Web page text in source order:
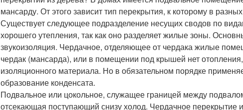
мансарду. От этого зависит тип перекрытия, к которому в
Существует следующее подразделение несущих сводов по
хорошего утепления, так как оно разделяет жилые зоны.
звукоизоляция. Чердачное, отделяющее от чердака жилые
чердак (мансарда), или в помещении под крышей нет
изоляционного материала. Но в обязательном порядке
образование конденсата.
Подвальное или цокольное, служащее границей между
отсекающая поступающий снизу холод. Чердачное перекрытие